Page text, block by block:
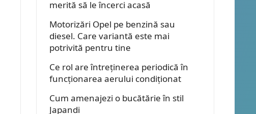
merită să le încerci acasă
Motorizări Opel pe benzină sau
diesel. Care variantă este mai
potrivită pentru tine
Ce rol are întreținerea periodică în
funcționarea aerului condiționat
Cum amenajezi o bucătărie în stil
Japandi